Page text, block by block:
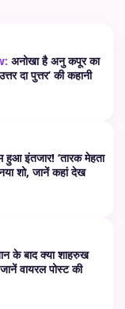
अनोखा है अनु कपूर का
दा पुत्तर’ की कहानी
हुआ इंतजार! ‘तारक मेहता
शो, जानें कहां देख
के बाद क्या शाहरुख
वायरल पोस्ट की